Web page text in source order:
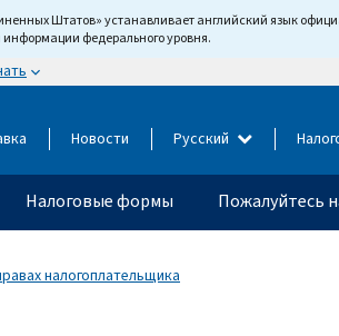
Штатов» устанавливает английский язык
федерального уровня.
Новости Русский
Налоговые формы Пожалуйтесь
налогоплательщика